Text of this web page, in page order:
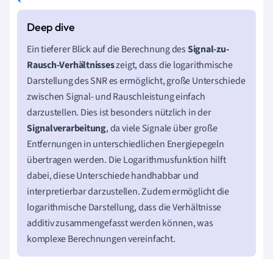
Ein tieferer Blick auf die Berechnung desSignal-zu-
Rausch-Verhältnisseszeigt, dass die logarithmische
Darstellung des SNR es ermöglicht, große Unterschiede
zwischen Signal- und Rauschleistung einfach
darzustellen. Dies ist besonders nützlich in der
Signalverarbeitung, da viele Signale über große
Entfernungen in unterschiedlichen Energiepegeln
übertragen werden. Die Logarithmusfunktion hilft
dabei, diese Unterschiede handhabbar und
interpretierbar darzustellen. Zudem ermöglicht die
logarithmische Darstellung, dass die Verhältnisse
additiv zusammengefasst werden können, was
komplexe Berechnungen vereinfacht.